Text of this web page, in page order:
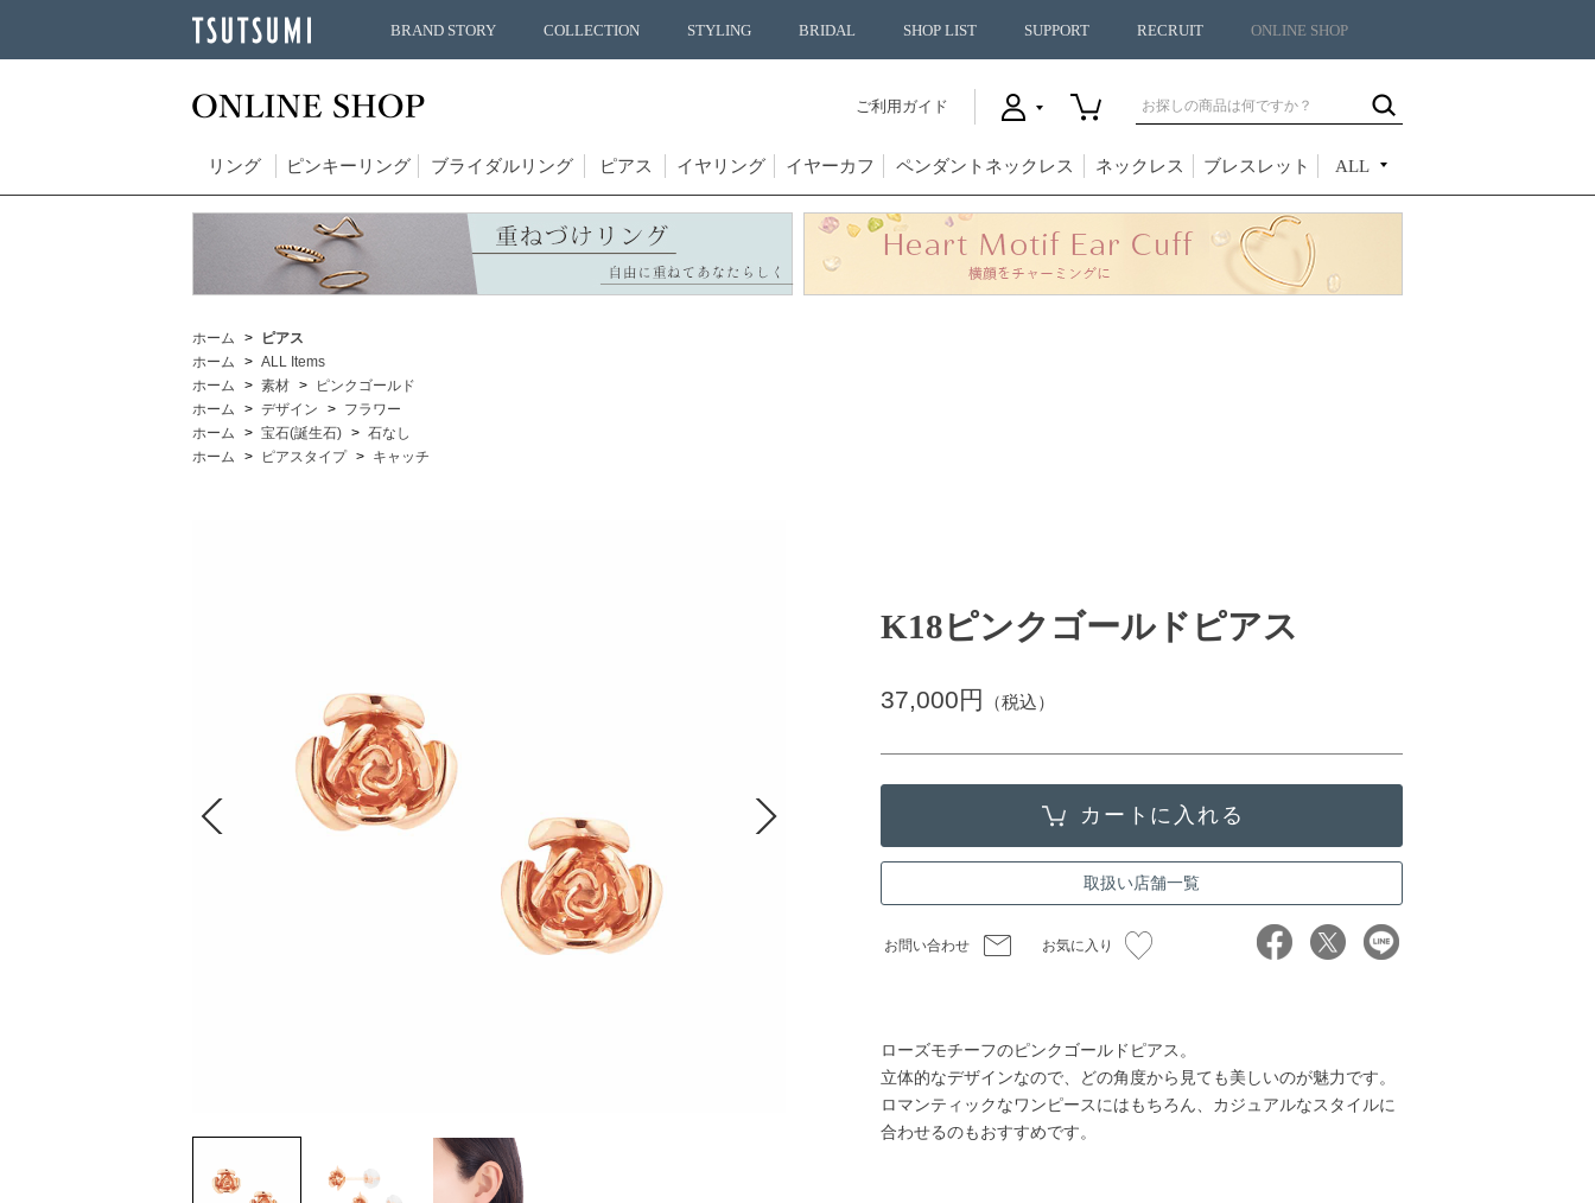
BRAND STORY COLLECTION STYLING BRIDAL SHOP LIST SUPPORT RECRUIT ONLINE SHOP
ご利用ガイド
リング ピンキーリング ブライダルリング ピアス イヤリング イヤーカフ ペンダントネックレス ネックレス ブレスレット ALL
ホーム
ピアス
ホーム
ALL Items
ホーム
素材
ピンクゴールド
ホーム
デザイン
フラワー
ホーム
宝石(誕生石)
石なし
ホーム
ピアスタイプ キャッチ
K18ピンクゴールドピアス
37,000円 （税込）
取扱い店舗一覧
お問い合わせ お気に入り
ローズモチーフのピンクゴールドピアス。
立体的なデザインなので、どの角度から見ても美しいのが魅力です。
ロマンティックなワンピースにはもちろん、カジュアルなスタイルに
合わせるのもおすすめです。